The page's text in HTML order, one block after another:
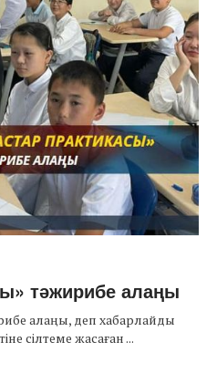
тәжирибе алаңы
алаңы, деп хабарлайды
сілтеме жасаған ...